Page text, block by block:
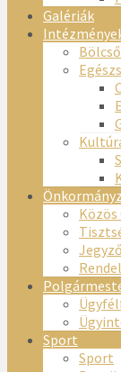
Galériák
Sport
Sport